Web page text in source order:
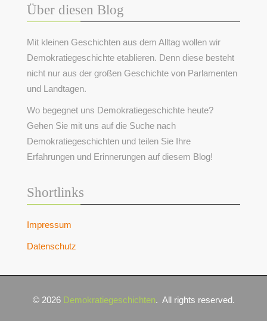
Über diesen Blog
Mit kleinen Geschichten aus dem Alltag wollen wir
Demokratiegeschichte etablieren. Denn diese besteht
nicht nur aus der großen Geschichte von Parlamenten
und Landtagen.
Wo begegnet uns Demokratiegeschichte heute?
Gehen Sie mit uns auf die Suche nach
Demokratiegeschichten und teilen Sie Ihre
Erfahrungen und Erinnerungen auf diesem Blog!
Shortlinks
Impressum
Datenschutz
© 2026 Demokratiegeschichten. All rights reserved.